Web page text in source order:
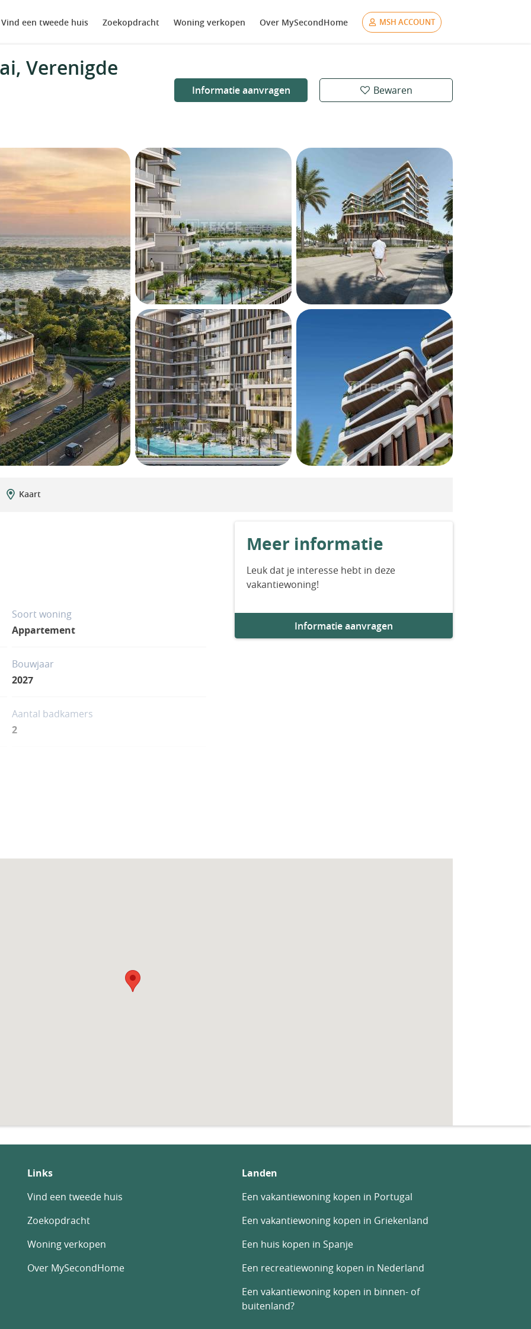
Vind een tweede huis Zoekopdracht Woning verkopen Over MySecondHome MSH ACCOUNT
Verenigde
Informatie aanvragen Bewaren
Kaart
Soort woning
Appartement
Bouwjaar
2027
Aantal badkamers
2
Meer informatie
Leuk dat je interesse hebt in deze
vakantiewoning!
Informatie aanvragen
Links
Vind een tweede huis
Zoekopdracht
Woning verkopen
Over MySecondHome
Landen
Een vakantiewoning kopen in Portugal
Een vakantiewoning kopen in Griekenland
Een huis kopen in Spanje
Een recreatiewoning kopen in Nederland
Een vakantiewoning kopen in binnen- of
buitenland?